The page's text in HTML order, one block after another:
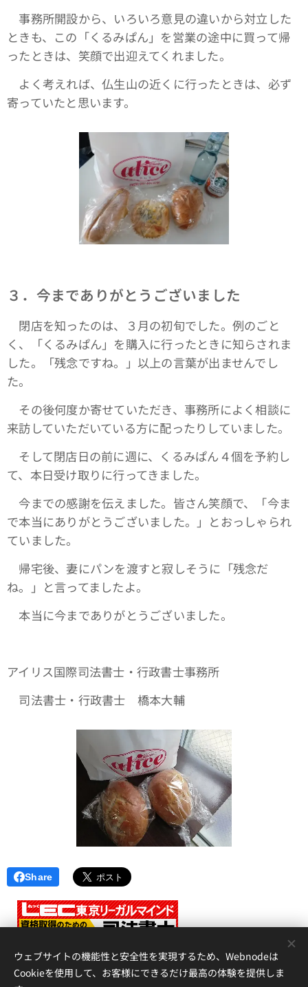
事務所開設から、いろいろ意見の違いから対立した
ときも、この「くるみぱん」を営業の途中に買って帰
ったときは、笑顔で出迎えてくれました。
よく考えれば、仏生山の近くに行ったときは、必ず
寄っていたと思います。
３．今までありがとうございました
閉店を知ったのは、３月の初旬でした。例のごと
く、「くるみぱん」を購入に行ったときに知らされま
した。「残念ですね。」以上の言葉が出ませんでし
た。
その後何度か寄せていただき、事務所によく相談に
来訪していただいている方に配ったりしていました。
そして閉店日の前に週に、くるみぱん４個を予約し
て、本日受け取りに行ってきました。
今までの感謝を伝えました。皆さん笑顔で、「今ま
で本当にありがとうございました。」とおっしゃられ
ていました。
帰宅後、妻にパンを渡すと寂しそうに「残念だ
ね。」と言ってましたよ。
本当に今までありがとうございました。
アイリス国際司法書士・行政書士事務所
司法書士・行政書士 橋本大輔
Share
ウェブサイトの機能性と安全性を実現するため、Webnodeは
Cookieを使用して、お客様にできるだけ最高の体験を提供しま